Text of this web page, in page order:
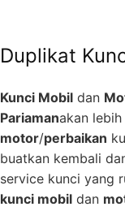
Duplikat
Kunci Mobil dan
Pariamanakan
motor/perbaikan
buatkan kembali
service kunci yang
kunci mobil dan